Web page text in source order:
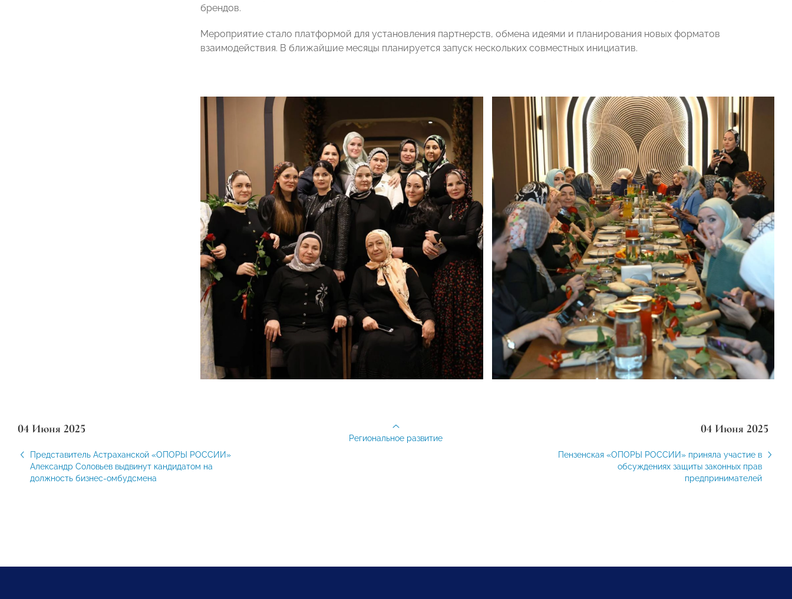
брендов.
Мероприятие стало платформой для установления партнерств, обмена идеями и планирования новых форматов
взаимодействия. В ближайшие месяцы планируется запуск нескольких совместных инициатив.
04 Июня 2025
Представитель Астраханской «ОПОРЫ РОССИИ»
Александр Соловьев выдвинут кандидатом на
должность бизнес-омбудсмена
04 Июня 2025
Пензенская «ОПОРЫ РОССИИ» приняла участие в
обсуждениях защиты законных прав
предпринимателей
Региональное развитие